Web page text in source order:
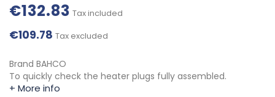
€132.83 Tax included
€109.78 Tax excluded
Brand BAHCO
To quickly check the heater plugs fully assembled.
+ More info